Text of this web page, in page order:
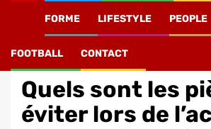
FORME LIFESTYLE PEOPLE
FOOTBALL CONTACT
éviter lors de l’achat d’une voiture de
Quels sont les
éviter lors de